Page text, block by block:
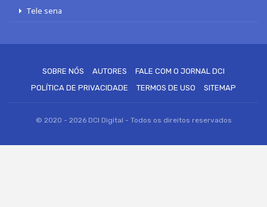
Tele sena
SOBRE NÓS AUTORES
FALE COM O JORNAL DCI
POLÍTICA DE PRIVACIDADE
TERMOS DE USO SITEMAP
© 2020 - 2026 DCI Digital - Todos os direitos reservados